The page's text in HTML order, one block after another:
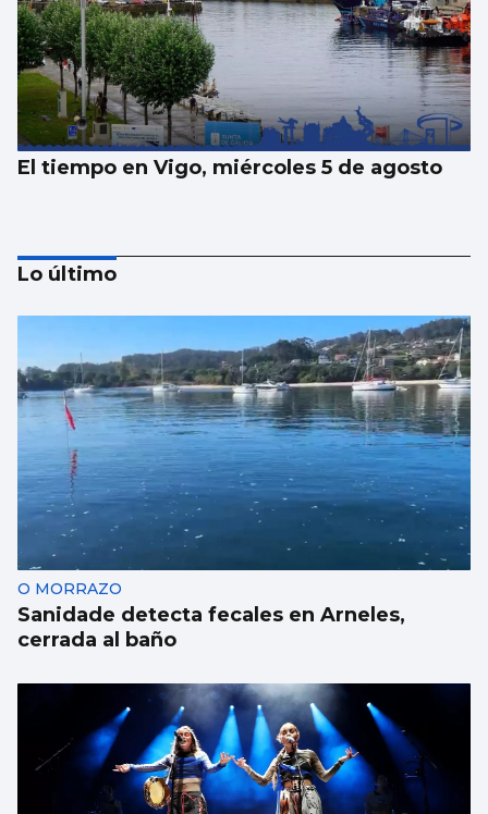
El tiempo en Vigo, miércoles 5 de agosto
El tiempo en Vigo, martes 4 de agosto
Lo último
O MORRAZO
Sanidade detecta fecales en Arneles,
cerrada al baño